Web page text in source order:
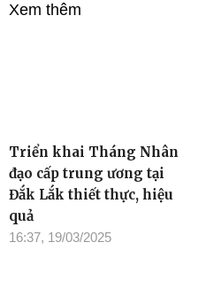
Xem thêm
Triển khai Tháng Nhân
đạo cấp trung ương tại
Đắk Lắk thiết thực, hiệu
quả
16:37, 19/03/2025